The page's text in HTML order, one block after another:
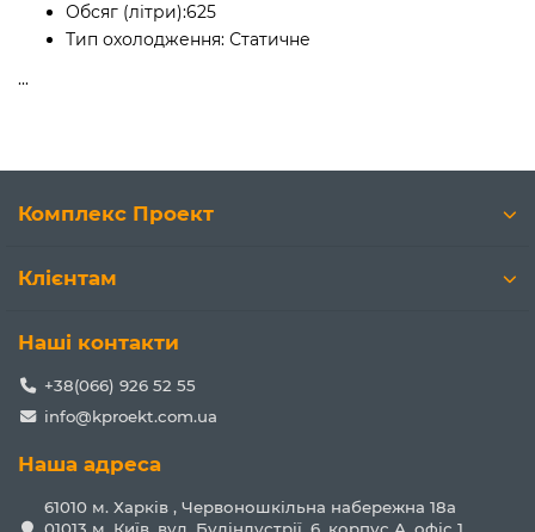
Обсяг (літри):625
Тип охолодження: Статичне
...
Комплекс Проект
Клієнтам
Наші контакти
+38(066) 926 52 55
info@kproekt.com.ua
Наша адреса
61010 м. Харків , Червоношкільна набережна 18а